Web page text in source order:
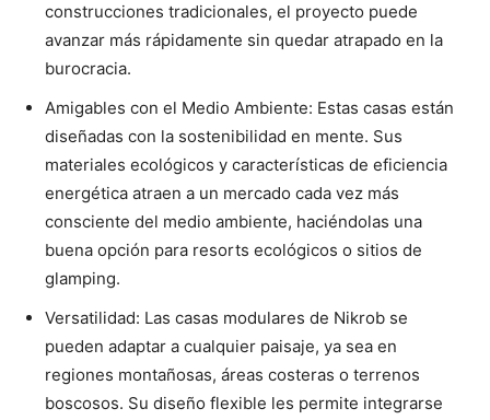
construcciones tradicionales, el proyecto puede
avanzar más rápidamente sin quedar atrapado en la
burocracia.
Amigables con el Medio Ambiente: Estas casas están
diseñadas con la sostenibilidad en mente. Sus
materiales ecológicos y características de eficiencia
energética atraen a un mercado cada vez más
consciente del medio ambiente, haciéndolas una
buena opción para resorts ecológicos o sitios de
glamping.
Versatilidad: Las casas modulares de Nikrob se
pueden adaptar a cualquier paisaje, ya sea en
regiones montañosas, áreas costeras o terrenos
boscosos. Su diseño flexible les permite integrarse